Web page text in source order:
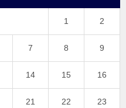
1 2
7 8 9
14 15 16
21 22 23